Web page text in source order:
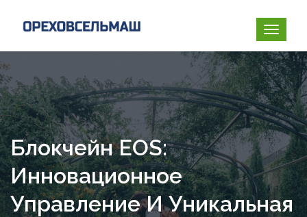
Блокчейн EOS:
Инновационное
Управление И Уникальная